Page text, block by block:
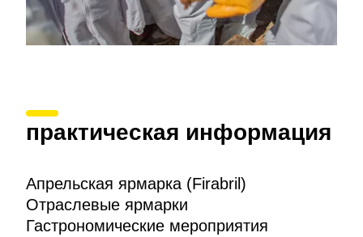
практическая информация
Апрельская ярмарка (Firabril)
Отраслевые ярмарки
Гастрономические мероприятия